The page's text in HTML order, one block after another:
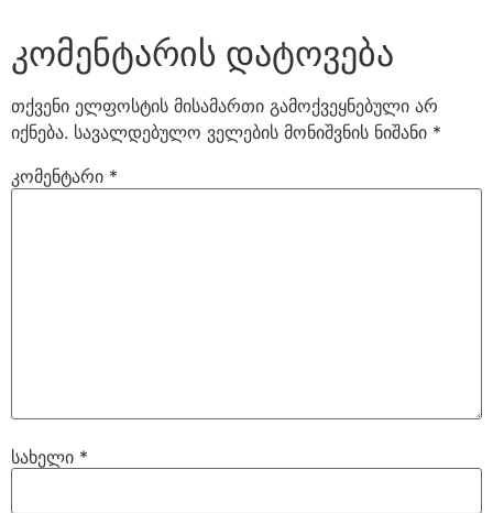
კომენტარის დატოვება
თქვენი ელფოსტის მისამართი გამოქვეყნებული არ
იქნება. სავალდებულო ველების მონიშვნის ნიშანი *
კომენტარი *
სახელი *